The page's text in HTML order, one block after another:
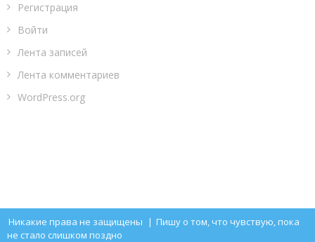
Регистрация
Войти
Лента записей
Лента комментариев
WordPress.org
Никакие права не защищены | Пишу о том, что чувствую, пока
не стало слишком поздно